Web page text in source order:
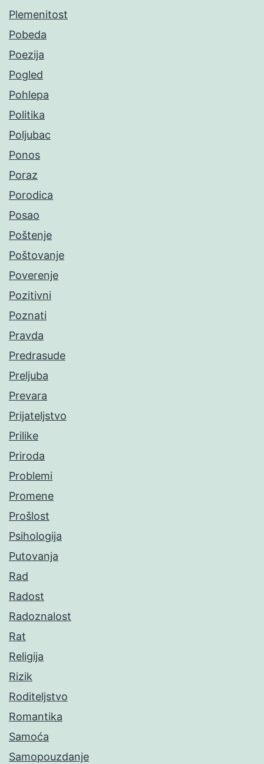
Plemenitost
Pobeda
Poezija
Pogled
Pohlepa
Politika
Poljubac
Ponos
Poraz
Porodica
Posao
Poštenje
Poštovanje
Poverenje
Pozitivni
Poznati
Pravda
Predrasude
Preljuba
Prevara
Prijateljstvo
Prilike
Priroda
Problemi
Promene
Prošlost
Psihologija
Putovanja
Rad
Radost
Radoznalost
Rat
Religija
Rizik
Roditeljstvo
Romantika
Samoća
Samopouzdanje